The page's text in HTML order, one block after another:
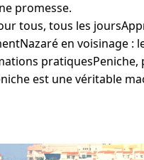
promesse.
tous, tous les
en voisinage :
pratiquesPeniche,
est une véritable